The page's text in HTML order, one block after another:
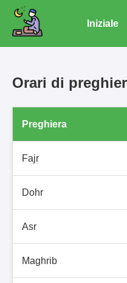
Iniziale
Orari di
Preghiera
Fajr
Dohr
Asr
Maghrib